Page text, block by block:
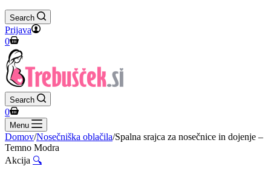
Search
Prijava
Shopping
cart
0
Search
Shopping
cart
0
Menu
Domov/Nosečniška oblačila/Spalna srajca za nosečnice in dojenje –
Temno Modra
Akcija 🔍